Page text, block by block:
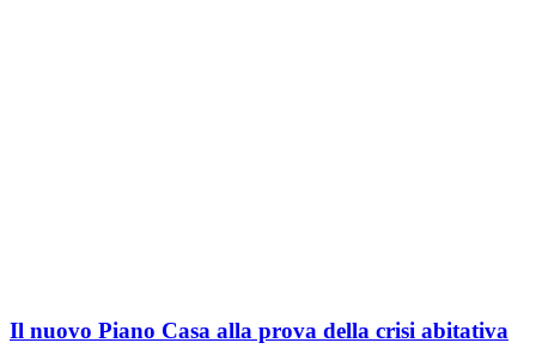
Il nuovo Piano Casa alla prova della crisi abitativa